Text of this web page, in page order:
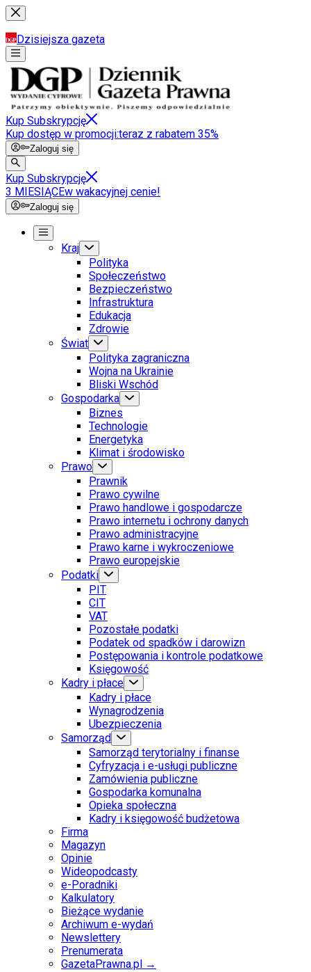
Dzisiejsza gazeta
Kup Subskrypcję
Kup dostęp w promocji:teraz z rabatem 35%
Zaloguj się
Kup Subskrypcję
3 MIESIĄCEw wakacyjnej cenie!
Zaloguj się
Kraj
Polityka
Społeczeństwo
Bezpieczeństwo
Infrastruktura
Edukacja
Zdrowie
Świat
Polityka zagraniczna
Wojna na Ukrainie
Bliski Wschód
Gospodarka
Biznes
Technologie
Energetyka
Klimat i środowisko
Prawo
Prawnik
Prawo cywilne
Prawo handlowe i gospodarcze
Prawo internetu i ochrony danych
Prawo administracyjne
Prawo karne i wykroczeniowe
Prawo europejskie
Podatki
PIT
CIT
VAT
Pozostałe podatki
Podatek od spadków i darowizn
Postępowania i kontrole podatkowe
Księgowość
Kadry i płace
Kadry i płace
Wynagrodzenia
Ubezpieczenia
Samorząd
Samorząd terytorialny i finanse
Cyfryzacja i e-usługi publiczne
Zamówienia publiczne
Gospodarka komunalna
Opieka społeczna
Kadry i księgowość budżetowa
Firma
Magazyn
Opinie
Wideopodcasty
e-Poradniki
Kalkulatory
Bieżące wydanie
Archiwum e-wydań
Newslettery
Prenumerata
GazetaPrawna.pl →